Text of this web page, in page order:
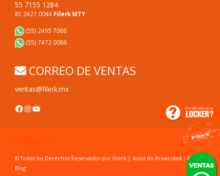
55 7155 1284
81 2427 0044 Filerk MTY
(55) 2495 7068
(55) 7472 0086
CORREO DE VENTAS
ventas@filerk.mx
Facebook
Instagram
YouTube
© Todos los Derechos Reservados por Filerk | Aviso de Privacidad | FAC's
Blog